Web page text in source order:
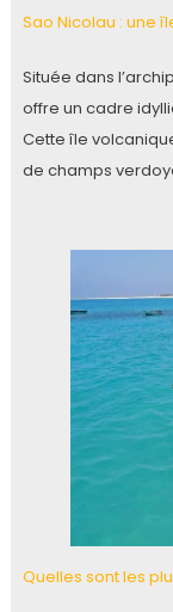
Sao Nicolau : une
Située dans
offre un cadre
Cette île
de champs
Quelles sont les